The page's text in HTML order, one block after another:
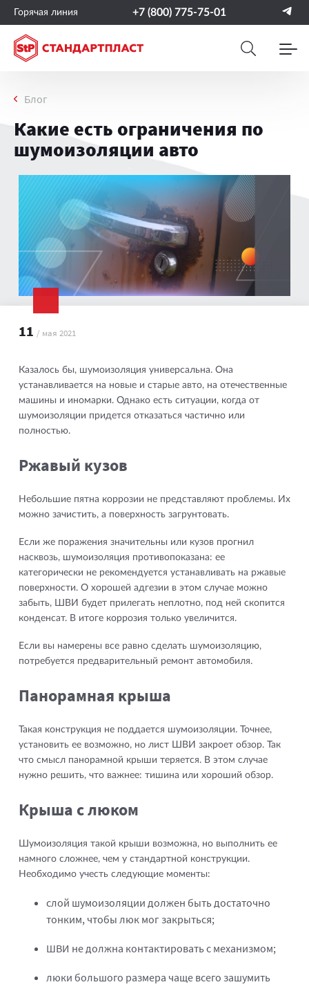
Горячая линия +7 (800) 775-75-01
Блог
Какие есть ограничения по
шумоизоляции авто
11 / мая 2021
Казалось бы, шумоизоляция универсальна. Она
устанавливается на новые и старые авто, на отечественные
машины и иномарки. Однако есть ситуации, когда от
шумоизоляции придется отказаться частично или
полностью.
Ржавый кузов
Небольшие пятна коррозии не представляют проблемы. Их
можно зачистить, а поверхность загрунтовать.
Если же поражения значительны или кузов прогнил
насквозь, шумоизоляция противопоказана: ее
категорически не рекомендуется устанавливать на ржавые
поверхности. О хорошей адгезии в этом случае можно
забыть, ШВИ будет прилегать неплотно, под ней скопится
конденсат. В итоге коррозия только увеличится.
Если вы намерены все равно сделать шумоизоляцию,
потребуется предварительный ремонт автомобиля.
Панорамная крыша
Такая конструкция не поддается шумоизоляции. Точнее,
установить ее возможно, но лист ШВИ закроет обзор. Так
что смысл панорамной крыши теряется. В этом случае
нужно решить, что важнее: тишина или хороший обзор.
Крыша с люком
Шумоизоляция такой крыши возможна, но выполнить ее
намного сложнее, чем у стандартной конструкции.
Необходимо учесть следующие моменты:
слой шумоизоляции должен быть достаточно
тонким, чтобы люк мог закрыться;
ШВИ не должна контактировать с механизмом;
люки большого размера чаще всего зашумить